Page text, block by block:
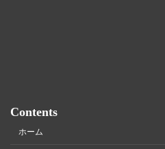
Contents
ホーム